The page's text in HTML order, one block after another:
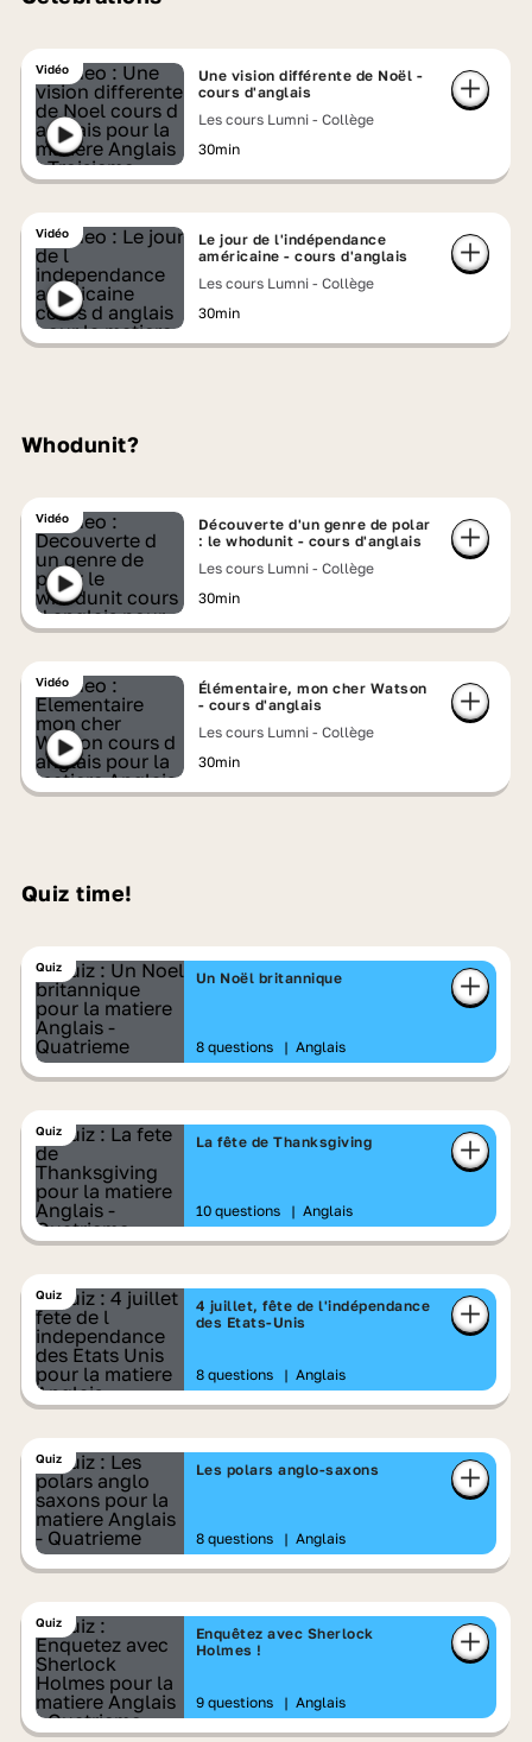
Vidéo
Une vision différente de Noël -
cours d'anglais
Les cours Lumni - Collège
30min
Vidéo
Le jour de l'indépendance
américaine - cours d'anglais
Les cours Lumni - Collège
30min
Whodunit?
Vidéo
Découverte d'un genre de polar
: le whodunit - cours d'anglais
Les cours Lumni - Collège
30min
Vidéo
Élémentaire, mon cher Watson
- cours d'anglais
Les cours Lumni - Collège
30min
Quiz time!
Quiz
Un Noël britannique
8 questions | Anglais
Quiz
La fête de Thanksgiving
10 questions | Anglais
Quiz
4 juillet, fête de l'indépendance
des Etats-Unis
8 questions | Anglais
Quiz
Les polars anglo-saxons
8 questions | Anglais
Quiz
Enquêtez avec Sherlock
Holmes !
9 questions | Anglais